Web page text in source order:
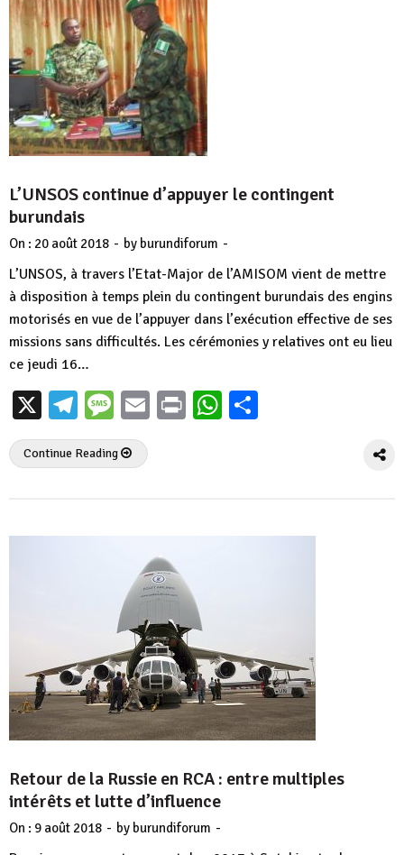
L’UNSOS continue d’appuyer le contingent
burundais
On : 20 août 2018 - by burundiforum -
L’UNSOS, à travers l’Etat-Major de l’AMISOM vient de mettre
à disposition à temps plein du contingent burundais des engins
motorisés en vue de l’appuyer dans l’exécution effective de ses
missions sans difficultés. Les cérémonies y relatives ont eu lieu
ce jeudi 16…
X Telegram
Message
EmailPrintWhatsApp
Continue Reading
Retour de la Russie en RCA : entre multiples
intérêts et lutte d’influence
On : 9 août 2018 - by burundiforum -